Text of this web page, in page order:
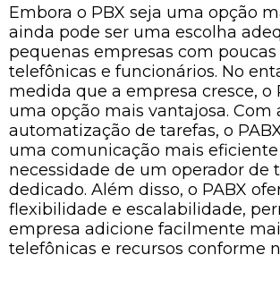
Embora o PBX seja uma opção
ainda pode ser uma escolha
pequenas empresas com
telefônicas e funcionários. No
medida que a empresa cresce, o
uma opção mais vantajosa. Com
automatização de tarefas, o
uma comunicação mais eficiente
necessidade de um operador de
dedicado. Além disso, o PABX
flexibilidade e escalabilidade,
empresa adicione facilmente
telefônicas e recursos conforme